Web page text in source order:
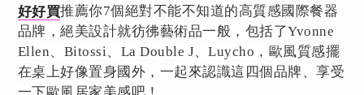
好好買推薦你7個絕對不能不知道的高質感國際餐器
品牌，絕美設計就彷彿藝術品一般，包括了Yvonne
Ellen、Bitossi、La Double J、Luycho，歐風質感擺
在桌上好像置身國外，一起來認識這四個品牌、享受